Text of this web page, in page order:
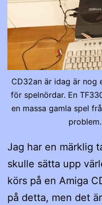
CD32an är idag är nog
för spelnördar. En
en massa gamla spel
Jag har en märklig
skulle sätta upp
körs på en Amiga
på detta, men det